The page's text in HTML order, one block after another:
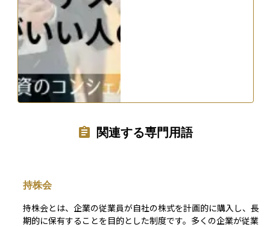
関連する専門用語
持株会
持株会とは、企業の従業員が自社の株式を計画的に購入し、長
期的に保有することを目的とした制度です。多くの企業が従業